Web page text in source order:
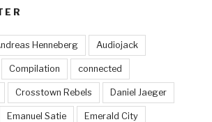
Henneberg Audiojack
Compilation connected
Crosstown Rebels Daniel Jaeger
Emanuel Satie Emerald City